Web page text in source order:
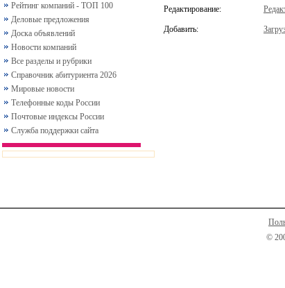
Рейтинг компаний - ТОП 100
Деловые предложения
Доска объявлений
Новости компаний
Все разделы и рубрики
Справочник абитуриента 2026
Мировые новости
Телефонные коды России
Почтовые индексы России
Служба поддержки сайта
Редактирование:
Добавить:
©